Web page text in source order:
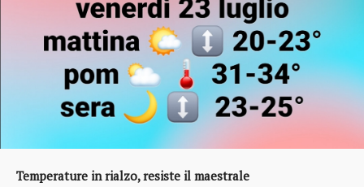
Temperature in rialzo, resiste il maestrale